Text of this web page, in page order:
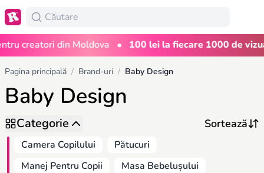
creatori din Moldova • 100 lei la fiecare 1000 de
Pagina principală / Brand-uri / Baby Design
Baby Design
Categorie
Camera Copilului
Pătucuri
Manej Pentru Copii
Masa Bebelușului